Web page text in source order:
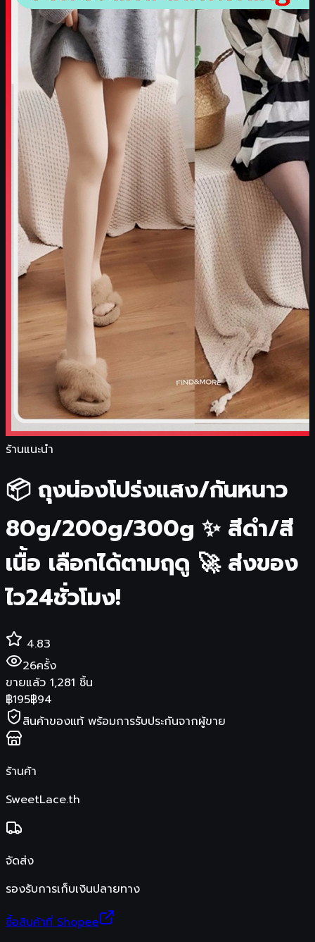
ร้านแนะนำ
📦 ถุงน่องโปร่งแสง/กันหนาว
80g/200g/300g ✨ สีดำ/สี
เนื้อ เลือกได้ตามฤดู 🚀 ส่งของ
ไว24ชั่วโมง!
4.83
26ครั้ง
ขายแล้ว 1,281 ชิ้น
฿195฿94
สินค้าของแท้ พร้อมการรับประกันจากผู้ขาย
ร้านค้า
SweetLace.th
จัดส่ง
รองรับการเก็บเงินปลายทาง
ซื้อสินค้าที่ Shopee